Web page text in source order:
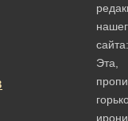
сайта:
Эта,